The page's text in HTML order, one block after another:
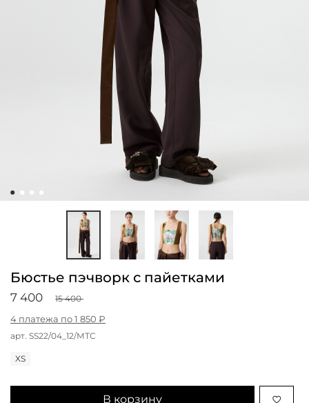
арт. SS22/04_12/МТС
Бюстье пэчворк с пайетками
7 400 15 400
4 платежа по 1 850 ₽
XS
В корзину